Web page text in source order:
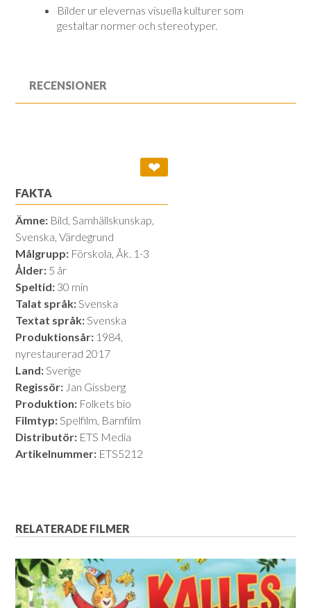
Bilder ur elevernas visuella kulturer som
gestaltar normer och stereotyper.
RECENSIONER
❤
FAKTA
Ämne: Bild, Samhällskunskap,
Svenska, Värdegrund
Målgrupp: Förskola, Åk. 1-3
Ålder: 5 år
Speltid: 30 min
Talat språk:Svenska
Textat språk:Svenska
Produktionsår: 1984,
nyrestaurerad 2017
Land:Sverige
Regissör: Jan Gissberg
Produktion: Folkets bio
Filmtyp:Spelfilm, Barnfilm
Distributör: ETS Media
Artikelnummer: ETS5212
RELATERADE FILMER